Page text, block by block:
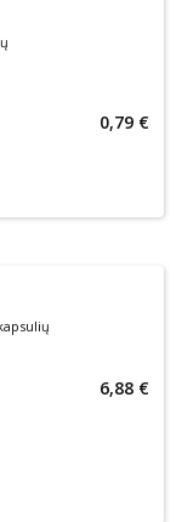
0,79 €
narių nuolaida
6,88 €